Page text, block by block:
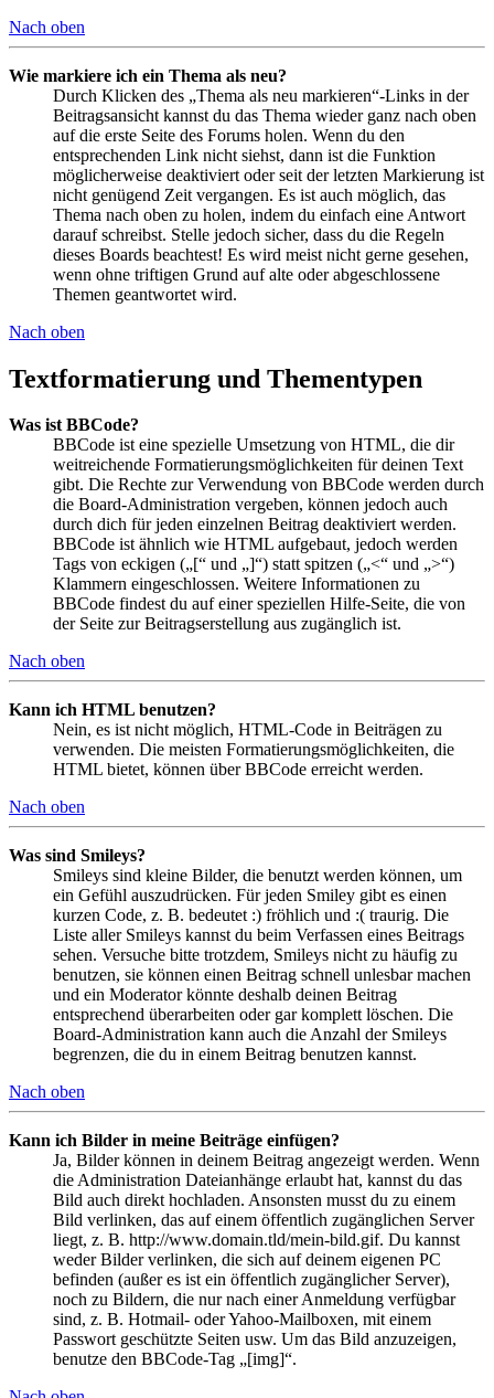
Nach oben
Wie markiere ich ein Thema als neu?
Durch Klicken des „Thema als neu markieren“-Links in der
Beitragsansicht kannst du das Thema wieder ganz nach oben
auf die erste Seite des Forums holen. Wenn du den
entsprechenden Link nicht siehst, dann ist die Funktion
möglicherweise deaktiviert oder seit der letzten Markierung ist
nicht genügend Zeit vergangen. Es ist auch möglich, das
Thema nach oben zu holen, indem du einfach eine Antwort
darauf schreibst. Stelle jedoch sicher, dass du die Regeln
dieses Boards beachtest! Es wird meist nicht gerne gesehen,
wenn ohne triftigen Grund auf alte oder abgeschlossene
Themen geantwortet wird.
Nach oben
Textformatierung und Thementypen
Was ist BBCode?
BBCode ist eine spezielle Umsetzung von HTML, die dir
weitreichende Formatierungsmöglichkeiten für deinen Text
gibt. Die Rechte zur Verwendung von BBCode werden durch
die Board-Administration vergeben, können jedoch auch
durch dich für jeden einzelnen Beitrag deaktiviert werden.
BBCode ist ähnlich wie HTML aufgebaut, jedoch werden
Tags von eckigen („[“ und „]“) statt spitzen („<“ und „>“)
Klammern eingeschlossen. Weitere Informationen zu
BBCode findest du auf einer speziellen Hilfe-Seite, die von
der Seite zur Beitragserstellung aus zugänglich ist.
Nach oben
Kann ich HTML benutzen?
Nein, es ist nicht möglich, HTML-Code in Beiträgen zu
verwenden. Die meisten Formatierungsmöglichkeiten, die
HTML bietet, können über BBCode erreicht werden.
Nach oben
Was sind Smileys?
Smileys sind kleine Bilder, die benutzt werden können, um
ein Gefühl auszudrücken. Für jeden Smiley gibt es einen
kurzen Code, z. B. bedeutet :) fröhlich und :( traurig. Die
Liste aller Smileys kannst du beim Verfassen eines Beitrags
sehen. Versuche bitte trotzdem, Smileys nicht zu häufig zu
benutzen, sie können einen Beitrag schnell unlesbar machen
und ein Moderator könnte deshalb deinen Beitrag
entsprechend überarbeiten oder gar komplett löschen. Die
Board-Administration kann auch die Anzahl der Smileys
begrenzen, die du in einem Beitrag benutzen kannst.
Nach oben
Kann ich Bilder in meine Beiträge einfügen?
Ja, Bilder können in deinem Beitrag angezeigt werden. Wenn
die Administration Dateianhänge erlaubt hat, kannst du das
Bild auch direkt hochladen. Ansonsten musst du zu einem
Bild verlinken, das auf einem öffentlich zugänglichen Server
liegt, z. B. http://www.domain.tld/mein-bild.gif. Du kannst
weder Bilder verlinken, die sich auf deinem eigenen PC
befinden (außer es ist ein öffentlich zugänglicher Server),
noch zu Bildern, die nur nach einer Anmeldung verfügbar
sind, z. B. Hotmail- oder Yahoo-Mailboxen, mit einem
Passwort geschützte Seiten usw. Um das Bild anzuzeigen,
benutze den BBCode-Tag „[img]“.